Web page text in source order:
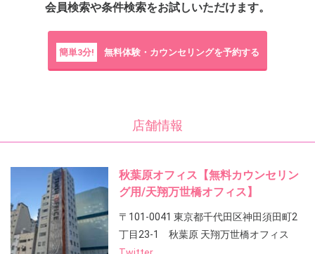
会員検索や条件検索をお試しいただけます。
簡単3分! 無料体験・カウンセリングを予約する
店舗情報
秋葉原オフィス【無料カウンセリン
グ用/天翔万世橋オフィス】
〒101-0041 東京都千代田区神田須田町2
丁目23-1 秋葉原 天翔万世橋オフィス